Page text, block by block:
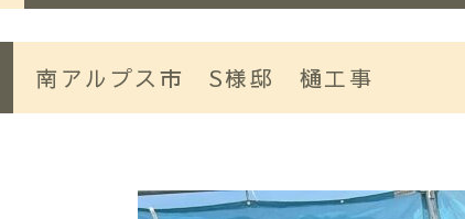
南アルプス市 S様邸 樋工事